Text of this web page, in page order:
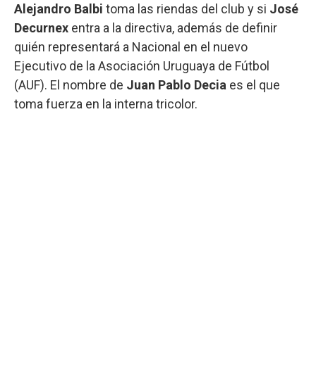
Alejandro Balbi toma las riendas del club y si José
Decurnex entra a la directiva, además de definir
quién representará a Nacional en el nuevo
Ejecutivo de la Asociación Uruguaya de Fútbol
(AUF). El nombre de Juan Pablo Decia es el que
toma fuerza en la interna tricolor.